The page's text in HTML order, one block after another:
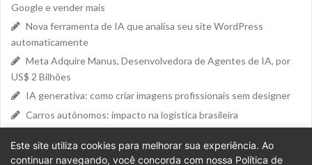
Google e vender mais
Nova ferramenta de IA que analisa seu site WordPress
automaticamente
Meta Adquire Manus, Desenvolvedora de Agentes de IA, por
US$ 2 Bilhões
IA generativa: como criar imagens profissionais sem designer
Carros autônomos: impacto na logística brasileira
PoaDigital é orgulhosamente mantido comWordPress
Este site utiliza cookies para melhorar sua experiência. Ao
continuar navegando, você concorda com nossa Política de